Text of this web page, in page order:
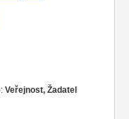
Veřejnost, Žadatel